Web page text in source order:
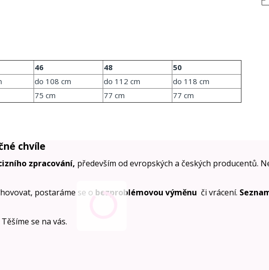
46 48
50
do 108 cm do 112 cm
do 118 cm
75 cm 77 cm 77 cm
chvíle
zpracování, především od evropských a českých producentů.
postaráme se o bezproblémovou výměnu či vrácení.
se na vás.